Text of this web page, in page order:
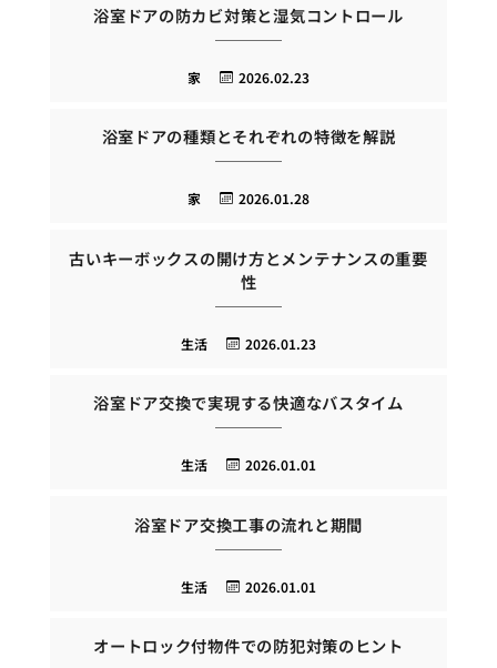
浴室ドアの防カビ対策と湿気コントロール
2026.02.23
家
浴室ドアの種類とそれぞれの特徴を解説
2026.01.28
家
古いキーボックスの開け方とメンテナンスの重要
性
2026.01.23
生活
浴室ドア交換で実現する快適なバスタイム
2026.01.01
生活
浴室ドア交換工事の流れと期間
2026.01.01
生活
オートロック付物件での防犯対策のヒント